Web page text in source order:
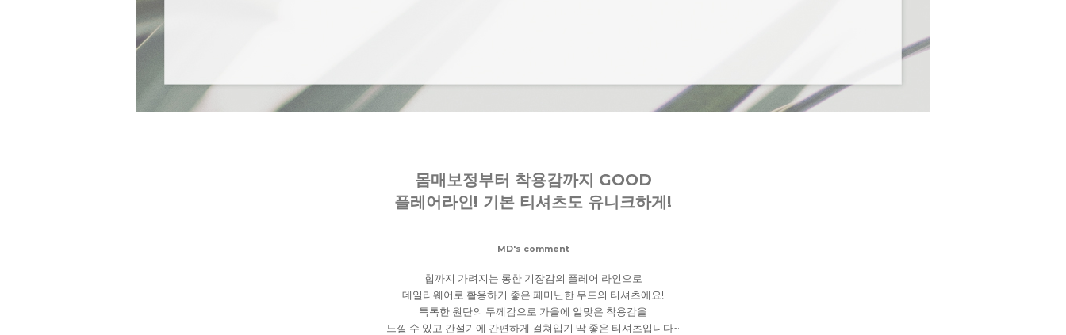
몸매보정부터 착용감까지 GOOD
플레어라인! 기본 티셔츠도 유니크하게!
MD's comment
힙까지 가려지는 롱한 기장감의 플레어 라인으로
데일리웨어로 활용하기 좋은 페미닌한 무드의 티셔츠에요!
톡톡한 원단의 두께감으로 가을에 알맞은 착용감을
느낄 수 있고 간절기에 간편하게 걸쳐입기 딱 좋은 티셔츠입니다~